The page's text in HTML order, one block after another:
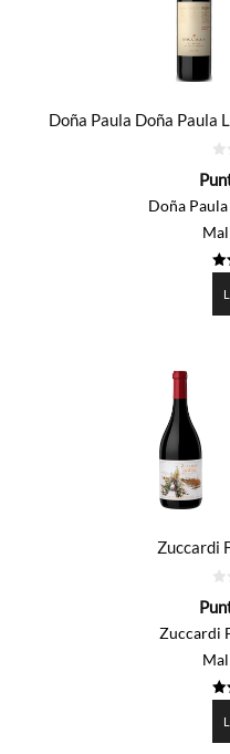
Doña Paula Doña Paula
de
Doña
Zuccardi
de
Zuccardi